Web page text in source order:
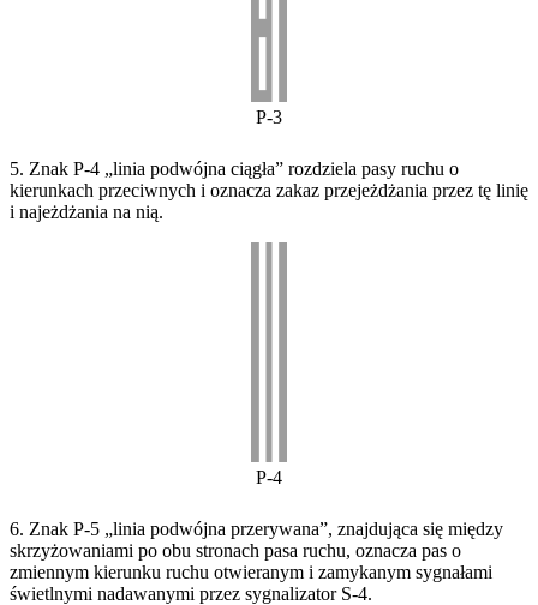
P-3
5. Znak P-4 „linia podwójna ciągła” rozdziela pasy ruchu o
kierunkach przeciwnych i oznacza zakaz przejeżdżania przez tę linię
i najeżdżania na nią.
P-4
6. Znak P-5 „linia podwójna przerywana”, znajdująca się między
skrzyżowaniami po obu stronach pasa ruchu, oznacza pas o
zmiennym kierunku ruchu otwieranym i zamykanym sygnałami
świetlnymi nadawanymi przez sygnalizator S-4.